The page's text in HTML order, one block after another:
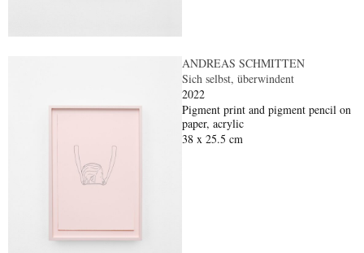
ANDREAS SCHMITTEN
Sich selbst, überwindent
2022
Pigment print and pigment pencil on
paper, acrylic
38 x 25.5 cm